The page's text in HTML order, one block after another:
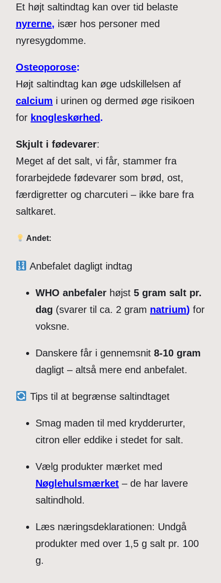
Et højt saltindtag kan over tid belaste
nyrerne, især hos personer med
nyresygdomme.
Osteoporose:
Højt saltindtag kan øge udskillelsen af
calcium i urinen og dermed øge risikoen
for knogleskørhed.
Skjult i fødevarer:
Meget af det salt, vi får, stammer fra
forarbejdede fødevarer som brød, ost,
færdigretter og charcuteri – ikke bare fra
saltkaret.
Andet:
Anbefalet dagligt indtag
WHO anbefaler højst 5 gram salt pr.
dag (svarer til ca. 2 gram natrium) for
voksne.
Danskere får i gennemsnit 8-10 gram
dagligt – altså mere end anbefalet.
Tips til at begrænse saltindtaget
Smag maden til med krydderurter,
citron eller eddike i stedet for salt.
Vælg produkter mærket med
Nøglehulsmærket – de har lavere
saltindhold.
Læs næringsdeklarationen: Undgå
produkter med over 1,5 g salt pr. 100
g.